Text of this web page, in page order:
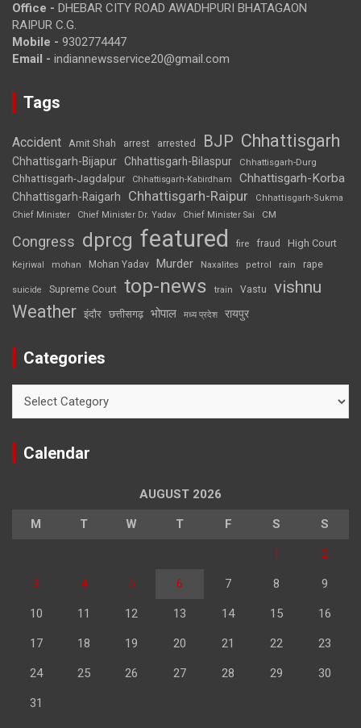
Office - DHEBAR CITY ROAD AWADHPURI BHATAGAON
RAIPUR C.G.
Mobile - 9302774447
Email - indiannewsservice20@gmail.com
Tags
Accident Amit Shah arrest arrested BJP Chhattisgarh
Chhattisgarh-Bijapur Chhattisgarh-Bilaspur Chhattisgarh-Durg
Chhattisgarh-Jagdalpur Chhattisgarh-Kabirdham Chhattisgarh-Korba
Chhattisgarh-Raigarh Chhattisgarh-Raipur
Chhattisgarh-Sukma
Chief Minister
Chief Minister Dr. Yadav Chief Minister Sai CM
Congress dprcg featured fire fraud High Court
Kejriwal mohan Mohan Yadav Murder Naxalites petrol rain rape
suicide Supreme Court top-news train Vastu vishnu
Weather इंदौर छत्तीसगढ़ भोपाल मध्य प्रदेश रायपुर
Categories
Calendar
AUGUST 2026
M T W T F S S
1 2
3 4 5 6 7 8 9
10 11 12 13 14 15 16
17 18 19 20 21 22 23
24 25 26 27 28 29 30
31